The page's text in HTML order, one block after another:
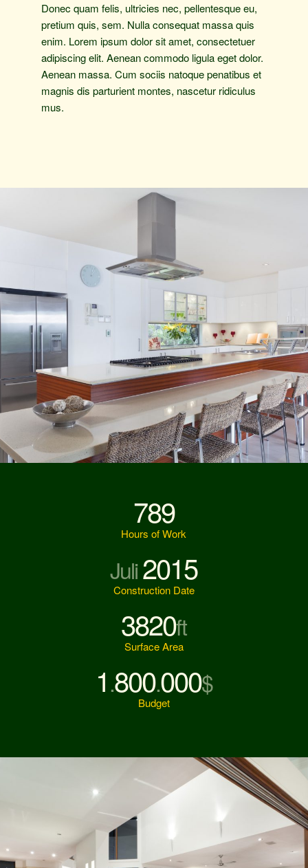
Donec quam felis, ultricies nec, pellentesque eu,
pretium quis, sem. Nulla consequat massa quis
enim. Lorem ipsum dolor sit amet, consectetuer
adipiscing elit. Aenean commodo ligula eget dolor.
Aenean massa. Cum sociis natoque penatibus et
magnis dis parturient montes, nascetur ridiculus
mus.
789
Hours of Work
Juli2015
Construction Date
3820ft
Surface Area
1.800.000$
Budget